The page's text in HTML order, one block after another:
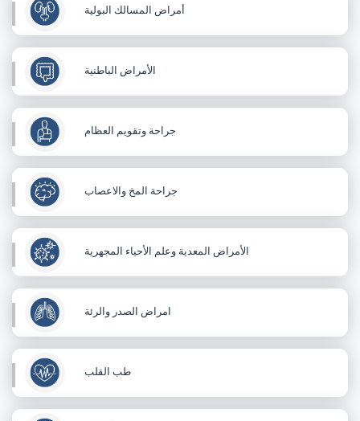
أمراض المسالك البولية
الأمراض الباطنية
جراحة وتقويم العظام
جراحة المخ والاعصاب
الأمراض المعدية وعلم الأحياء المجهرية
امراض الصدر والرئة
طب القلب